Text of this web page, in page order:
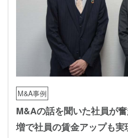
M&A事例
M&Aの話を聞いた社員が
増で社員の賃金アップも実